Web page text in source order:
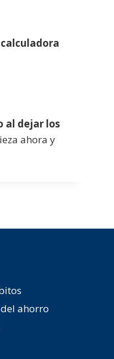
calculadora
al dejar los
ahora y
ahorro